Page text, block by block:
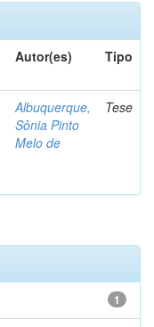
Autor(es) Tipo
Albuquerque,
Sônia Pinto
Melo de
Tese
1